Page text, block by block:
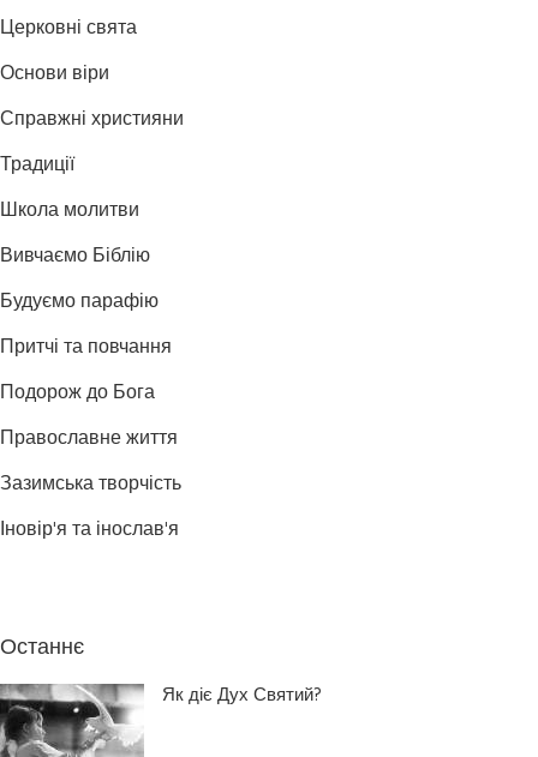
Церковні свята
Основи віри
Справжні християни
Традиції
Школа молитви
Вивчаємо Біблію
Будуємо парафію
Притчі та повчання
Подорож до Бога
Православне життя
Зазимська творчість
Іновір'я та інослав'я
Останнє
Як діє Дух Святий?